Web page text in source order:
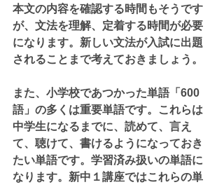
本文の内容を確認する時間もそうです
が、文法を理解、定着する時間が必要
になります。新しい文法が入試に出題
されることまで考えておきましょう。
また、小学校であつかった単語「600
語」の多くは重要単語です。これらは
中学生になるまでに、読めて、言え
て、聴けて、書けるようになっておき
たい単語です。学習済み扱いの単語に
なります。新中１講座ではこれらの単